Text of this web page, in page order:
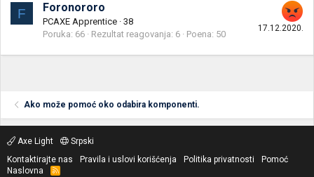
F
17.12.2020.
Foronororo
PCAXE Apprentice · 38
Poruka 66 Rezultat reagovanja 6 Poena 50
Ako može pomoć oko odabira komponenti.
Axe Light
Srpski
Kontaktirajte nas
Pravila i uslovi korišćenja Politika privatnosti
Pomoć
Naslovna
R